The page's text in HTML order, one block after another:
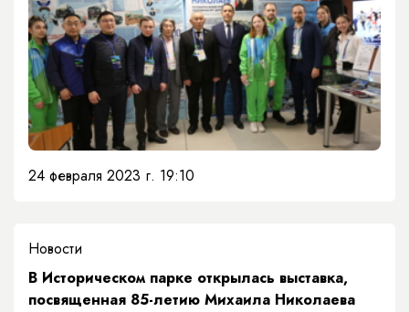
24 февраля 2023 г. 19:10
Новости
В Историческом парке открылась выставка,
посвященная 85-летию Михаила Николаева